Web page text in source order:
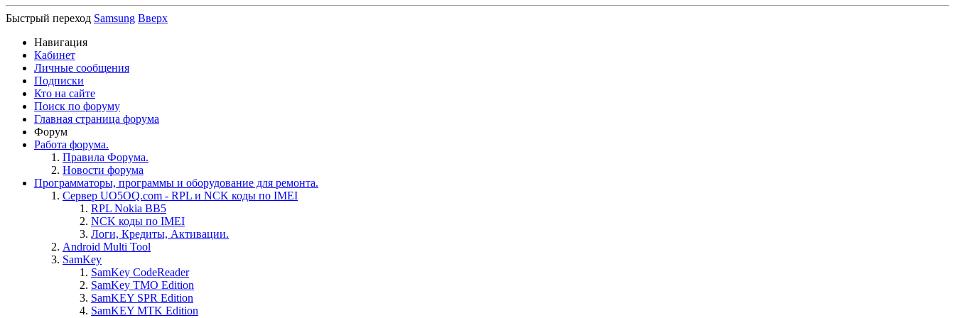
Быстрый переход Samsung Вверх
Навигация
Кабинет
Личные сообщения
Подписки
Кто на сайте
Поиск по форуму
Главная страница форума
Форум
Работа форума.
Правила Форума.
Новости форума
Программаторы, программы и оборудование для ремонта.
Сервер UO5OQ.com - RPL и NCK коды по IMEI
RPL Nokia BB5
NCK коды по IMEI
Логи, Кредиты, Активации.
Android Multi Tool
SamKey
SamKey CodeReader
SamKey TMO Edition
SamKEY SPR Edition
SamKEY MTK Edition